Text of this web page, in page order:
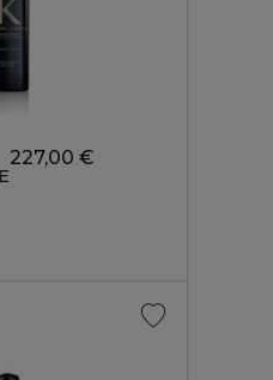
227,00 €